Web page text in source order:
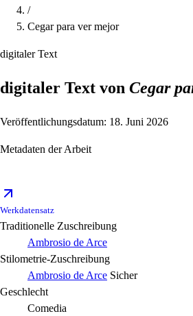
/
Cegar para ver mejor
digitaler Text
digitaler Text von Cegar
Veröffentlichungsdatum: 18. Juni 2026
Metadaten der Arbeit
Werkdatensatz
Traditionelle Zuschreibung
Ambrosio de Arce
Stilometrie-Zuschreibung
Ambrosio de Arce Sicher
Geschlecht
Comedia